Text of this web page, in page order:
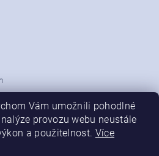
Vám umožnili pohodlné
provozu webu neustále
a použitelnost. Více